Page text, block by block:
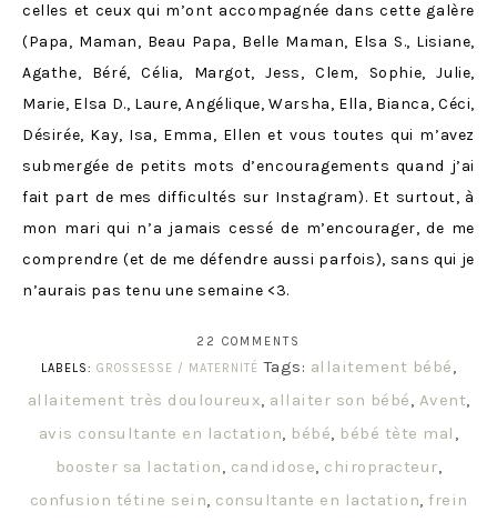
celles et ceux qui m’ont accompagnée dans cette galère
(Papa, Maman, Beau Papa, Belle Maman, Elsa S., Lisiane,
Agathe, Béré, Célia, Margot, Jess, Clem, Sophie, Julie,
Marie, Elsa D., Laure, Angélique, Warsha, Ella, Bianca, Céci,
Désirée, Kay, Isa, Emma, Ellen et vous toutes qui m’avez
submergée de petits mots d’encouragements quand j’ai
fait part de mes difficultés sur Instagram). Et surtout, à
mon mari qui n’a jamais cessé de m’encourager, de me
comprendre (et de me défendre aussi parfois), sans qui je
n’aurais pas tenu une semaine <3.
22 COMMENTS
LABELS: GROSSESSE / MATERNITÉ Tags: allaitement bébé,
allaitement très douloureux, allaiter son bébé, Avent,
avis consultante en lactation, bébé, bébé tète mal ,
booster sa lactation, candidose, chiropracteur,
confusion tétine sein, consultante en lactation, frein